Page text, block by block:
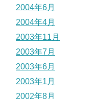
2004年6月
2004年4月
2003年11月
2003年7月
2003年6月
2003年1月
2002年8月